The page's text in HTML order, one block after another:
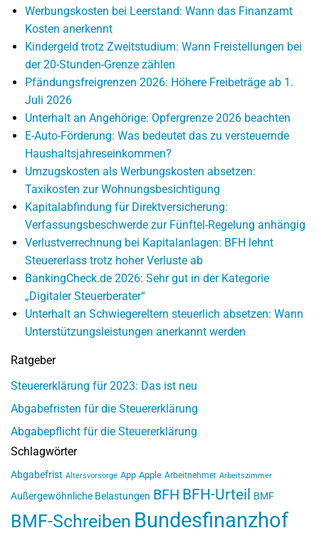
Werbungskosten bei Leerstand: Wann das Finanzamt
Kosten anerkennt
Kindergeld trotz Zweitstudium: Wann Freistellungen bei
der 20-Stunden-Grenze zählen
Pfändungsfreigrenzen 2026: Höhere Freibeträge ab 1.
Juli 2026
Unterhalt an Angehörige: Opfergrenze 2026 beachten
E-Auto-Förderung: Was bedeutet das zu versteuernde
Haushaltsjahreseinkommen?
Umzugskosten als Werbungskosten absetzen:
Taxikosten zur Wohnungsbesichtigung
Kapitalabfindung für Direktversicherung:
Verfassungsbeschwerde zur Fünftel-Regelung anhängig
Verlustverrechnung bei Kapitalanlagen: BFH lehnt
Steuererlass trotz hoher Verluste ab
BankingCheck.de 2026: Sehr gut in der Kategorie
„Digitaler Steuerberater“
Unterhalt an Schwiegereltern steuerlich absetzen: Wann
Unterstützungsleistungen anerkannt werden
Ratgeber
Steuererklärung für 2023: Das ist neu
Abgabefristen für die Steuererklärung
Abgabepflicht für die Steuererklärung
Schlagwörter
Abgabefrist Altersvorsorge App Apple Arbeitnehmer Arbeitszimmer
Außergewöhnliche Belastungen BFH BFH-Urteil BMF
BMF-Schreiben Bundesfinanzhof